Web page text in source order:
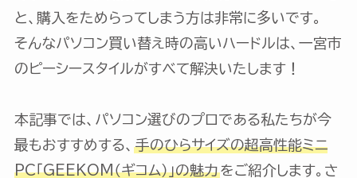
と、購入をためらってしまう方は非常に多いです。
そんなパソコン買い替え時の高いハードルは、一宮市
のピーシースタイルがすべて解決いたします！
本記事では、パソコン選びのプロである私たちが今
最もおすすめする、 手のひらサイズの超高性能ミニ
PC「GEEKOM（ギコム）」の魅力をご紹介します。さ